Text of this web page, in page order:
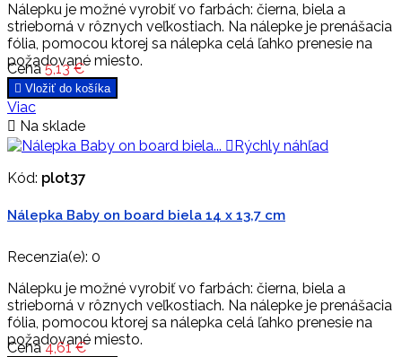
Nálepku je možné vyrobiť vo farbách: čierna, biela a
strieborná v rôznych veľkostiach. Na nálepke je prenášacia
fólia, pomocou ktorej sa nálepka celá ľahko prenesie na
požadované miesto.
Cena 5,13 €
 Vložiť do košíka
Viac
 Na sklade
 Rýchly náhľad
Kód: plot37
Nálepka Baby on board biela 14 x 13,7 cm
Recenzia(e): 0
Nálepku je možné vyrobiť vo farbách: čierna, biela a
strieborná v rôznych veľkostiach. Na nálepke je prenášacia
fólia, pomocou ktorej sa nálepka celá ľahko prenesie na
požadované miesto.
Cena 4,61 €